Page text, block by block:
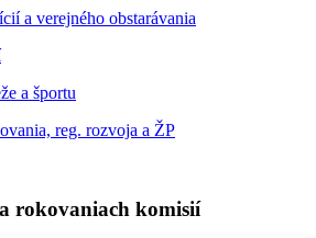
a verejného obstarávania
a športu
reg. rozvoja a ŽP
rokovaniach komisií